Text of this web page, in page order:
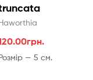
грн.
— 5 см.